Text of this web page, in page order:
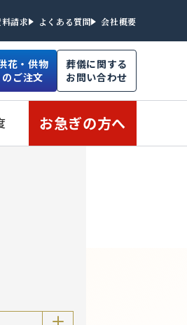
請求 よくある質問 会社概要
花・供物
のご注文
葬儀に関する
お問い合わせ
お急ぎの方へ